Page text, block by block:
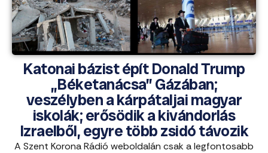
Katonai bázist épít Donald Trump
„Béketanácsa” Gázában;
veszélyben a kárpátaljai magyar
iskolák; erősödik a kivándorlás
Izraelből, egyre több zsidó távozik
A Szent Korona Rádió weboldalán csak a legfontosabb